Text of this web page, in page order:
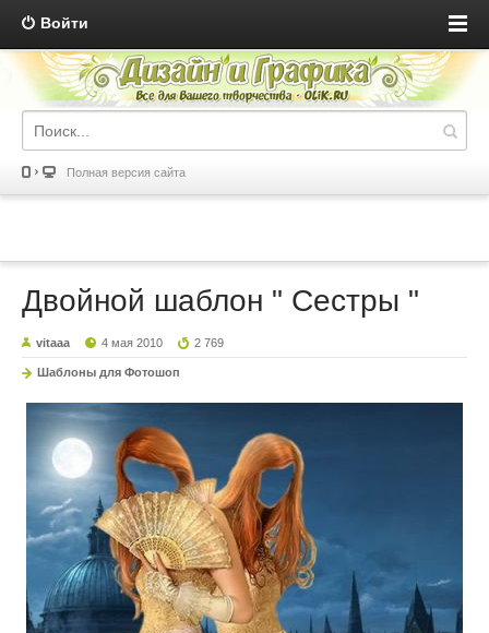
Войти
Полная версия сайта
Двойной шаблон " Сестры "
vitaaa 4 мая 2010 2 769
Шаблоны для Фотошоп